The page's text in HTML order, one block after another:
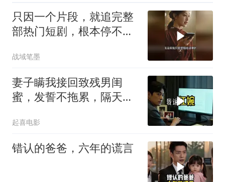
只因一个片段，就追完整
部热门短剧，根本停不下
战域笔墨
妻子瞒我接回致残男闺
蜜，发誓不拖累，隔天我
起喜电影
错认的爸爸，六年的谎言